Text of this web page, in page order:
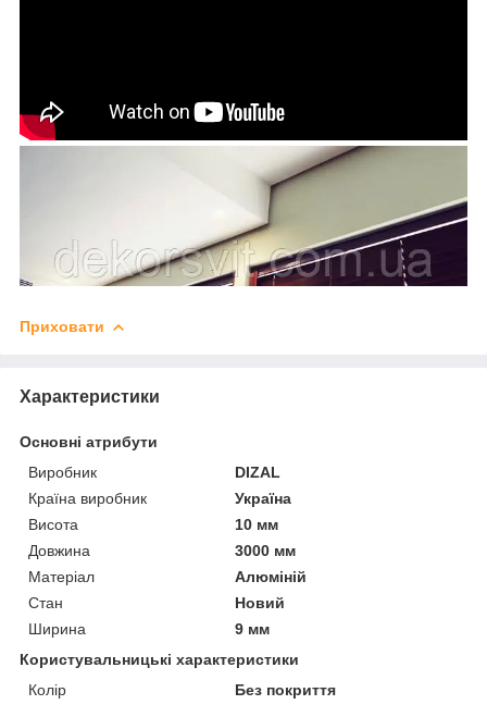
Приховати
Характеристики
Основні атрибути
Виробник
DIZAL
Країна виробник
Україна
Висота
10 мм
Довжина
3000 мм
Матеріал
Алюміній
Стан
Новий
Ширина
9 мм
Користувальницькі характеристики
Колір
Без покриття